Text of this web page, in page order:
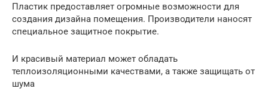
Пластик предоставляет огромные возможности для
создания дизайна помещения. Производители наносят
специальное защитное покрытие.
И красивый материал может обладать
теплоизоляционными качествами, а также защищать от
шума